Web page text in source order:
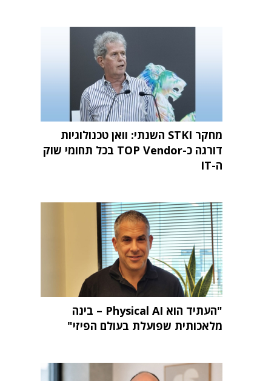
מחקר STKI השנתי: וואן טכנולוגיות
דורגה כ-TOP Vendor בכל תחומי שוק
ה-IT
"העתיד הוא Physical AI – בינה
מלאכותית שפועלת בעולם הפיזי"